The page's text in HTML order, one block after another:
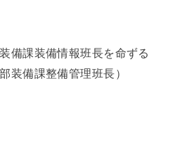
備課装備情報班長を命ずる
装備課整備管理班長）